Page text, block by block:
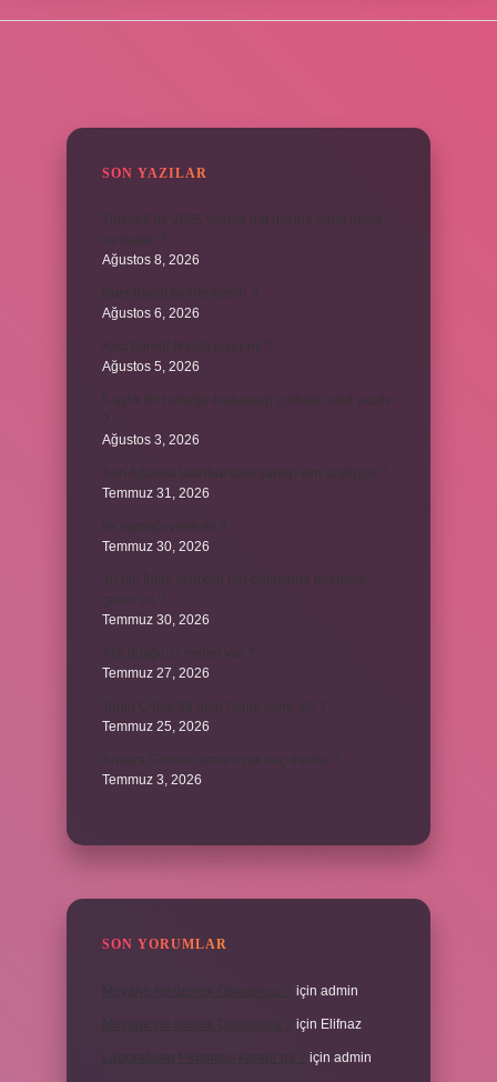
SON YAZILAR
Turkcell’de 2025 yılında hat üstüne alma ücreti
ne kadar ?
Ağustos 8, 2026
Burs hangi tarihte kesilir ?
Ağustos 6, 2026
Avcı böreği fırında pişer mi ?
Ağustos 5, 2026
6 aylık bir bebeğe balkabağı çorbası nasıl yapılır
Ağustos 3, 2026
Sen Ağlama İstanbul’daki şarkıyı kim söylüyor ?
Temmuz 31, 2026
Itır yaprağı yenir mi ?
Temmuz 30, 2026
40 bin İhlâs okurken her defasında besmele
Temmuz 30, 2026
Temmuz 27, 2026
Temmuz 25, 2026
Temmuz 3, 2026
SON YORUMLAR
için admin
için Elifnaz
için admin